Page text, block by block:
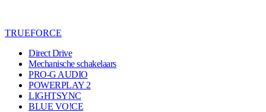
TRUEFORCE
Direct Drive
Mechanische schakelaars
PRO-G AUDIO
POWERPLAY 2
LIGHTSYNC
BLUE VO!CE